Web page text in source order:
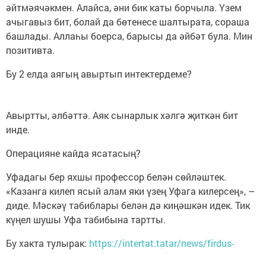
әйтмәячәкмен. Алайса, әни бик каты борчыла. Үзем
ачыгавыз бит, болай да бөтенесе шалтырата, сораша
башлады. Аллаһы боерса, барысы да әйбәт була. Мин
позитивта.
Бу 2 елда аягың авыртып интектердеме?
Авыртты, әлбәттә. Аяк сынарлык хәлгә җиткән бит
инде.
Операцияне кайда ясатасың?
Уфадагы бер яхшы профессор белән сөйләштек.
«Казанга килеп ясый алам яки үзең Уфага килерсең», –
диде. Мәскәү табиблары белән дә киңәшкән идек. Тик
күңел шушы Уфа табибына тартты.
Бу хакта тулырак: https://intertat.tatar/news/firdus-